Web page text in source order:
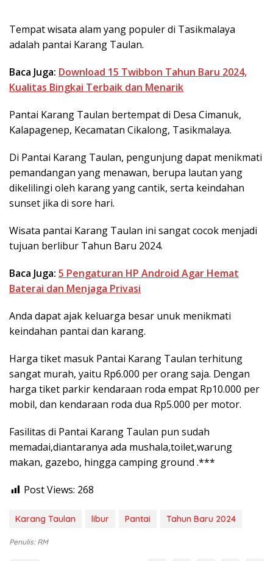
Tempat wisata alam yang populer di Tasikmalaya
adalah pantai Karang Taulan.
Baca Juga: Download 15 Twibbon Tahun Baru 2024,
Kualitas Bingkai Terbaik dan Menarik
Pantai Karang Taulan bertempat di Desa Cimanuk,
Kalapagenep, Kecamatan Cikalong, Tasikmalaya.
Di Pantai Karang Taulan, pengunjung dapat menikmati
pemandangan yang menawan, berupa lautan yang
dikelilingi oleh karang yang cantik, serta keindahan
sunset jika di sore hari.
Wisata pantai Karang Taulan ini sangat cocok menjadi
tujuan berlibur Tahun Baru 2024.
Baca Juga: 5 Pengaturan HP Android Agar Hemat
Baterai dan Menjaga Privasi
Anda dapat ajak keluarga besar unuk menikmati
keindahan pantai dan karang.
Harga tiket masuk Pantai Karang Taulan terhitung
sangat murah, yaitu Rp6.000 per orang saja. Dengan
harga tiket parkir kendaraan roda empat Rp10.000 per
mobil, dan kendaraan roda dua Rp5.000 per motor.
Fasilitas di Pantai Karang Taulan pun sudah
memadai,diantaranya ada mushala,toilet,warung
makan, gazebo, hingga camping ground .***
Post Views: 268
Karang Taulan libur Pantai Tahun Baru 2024
Penulis: RM